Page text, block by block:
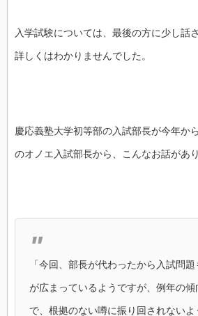
入学試験については、最後の方に少し話
詳しくはわかりませんでした。
慶応義塾大学初等部の入試部長が今年か
のオノエ入試部長から、こんなお話があり
「今回、部長が代わったから入試問
が広まっているようですが、例年の
で、根拠のない噂に振り回されないよ